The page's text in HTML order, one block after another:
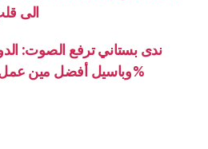
الى
ندى بستاني ترفع الصوت:
وباسيل أفضل مين عمل وزير طاقة، ولوحدنا 40%